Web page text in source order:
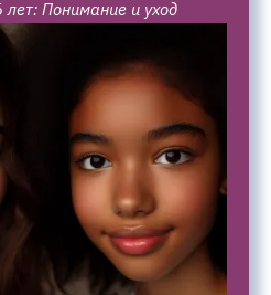
Понимание и уход